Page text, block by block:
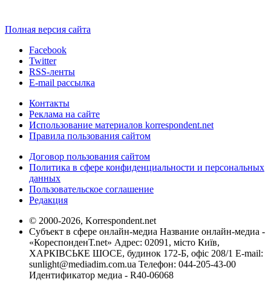
Полная версия сайта
Facebook
Twitter
RSS-ленты
E-mail рассылка
Контакты
Реклама на сайте
Использование материалов korrespondent.net
Правила пользования сайтом
Договор пользования сайтом
Политика в сфере конфиденциальности и персональных
данных
Пользовательское соглашение
Редакция
© 2000-2026, Korrespondent.net
Субъект в сфере онлайн-медиа Название онлайн-медиа -
«КореспонденТ.net» Адрес: 02091, місто Київ,
ХАРКІВСЬКЕ ШОСЕ, будинок 172-Б, офіс 208/1 E-mail:
sunlight@mediadim.com.ua Телефон: 044-205-43-00
Идентификатор медиа - R40-06068